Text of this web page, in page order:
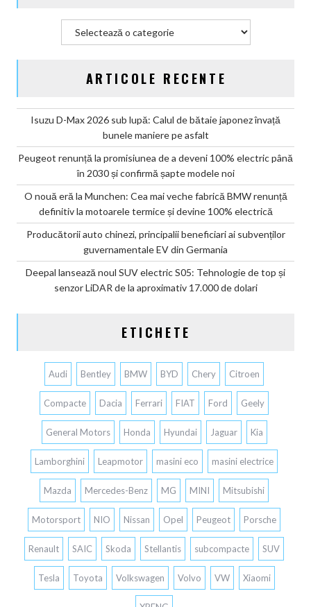
ARTICOLE RECENTE
Isuzu D-Max 2026 sub lupă: Calul de bătaie japonez învață
bunele maniere pe asfalt
Peugeot renunță la promisiunea de a deveni 100% electric până
în 2030 și confirmă șapte modele noi
O nouă eră la Munchen: Cea mai veche fabrică BMW renunță
definitiv la motoarele termice și devine 100% electrică
Producătorii auto chinezi, principalii beneficiari ai subvenților
guvernamentale EV din Germania
Deepal lansează noul SUV electric S05: Tehnologie de top și
senzor LiDAR de la aproximativ 17.000 de dolari
ETICHETE
Audi Bentley BMW BYD Chery Citroen
Compacte Dacia Ferrari FIAT Ford Geely
General Motors Honda Hyundai Jaguar Kia
Lamborghini Leapmotor masini eco masini electrice
Mazda Mercedes-Benz MG MINI Mitsubishi
Motorsport NIO Nissan Opel Peugeot Porsche
Renault SAIC Skoda Stellantis subcompacte SUV
Tesla Toyota Volkswagen Volvo VW Xiaomi